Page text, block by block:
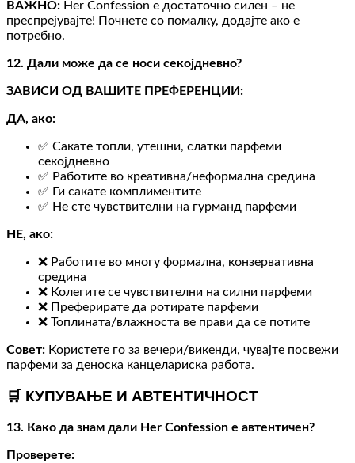
ВАЖНО: Her Confession е достаточно силен – не
преспрејувајте! Почнете со помалку, додајте ако е
потребно.
12. Дали може да се носи секојдневно?
ЗАВИСИ ОД ВАШИТЕ ПРЕФЕРЕНЦИИ:
ДА, ако:
✅ Сакате топли, утешни, слатки парфеми
секојдневно
✅ Работите во креативна/неформална средина
✅ Ги сакате комплиментите
✅ Не сте чувствителни на гурманд парфеми
НЕ, ако:
❌ Работите во многу формална, конзервативна
средина
❌ Колегите се чувствителни на силни парфеми
❌ Преферирате да ротирате парфеми
❌ Топлината/влажноста ве прави да се потите
Совет: Користете го за вечери/викенди, чувајте посвежи
парфеми за деноска канцелариска работа.
🛒 КУПУВАЊЕ И АВТЕНТИЧНОСТ
13. Како да знам дали Her Confession е автентичен?
Проверете: